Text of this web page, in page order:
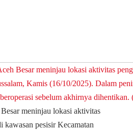
meninjau lokasi aktivitas
kawasan pesisir Kecamatan